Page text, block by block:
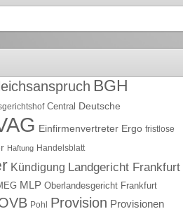
BGH
Central Deutsche
Einfirmenvertreter Ergo fristlose
Haftung Handelsblatt
Kündigung Landgericht Frankfurt
MLP Oberlandesgericht Frankfurt
Pohl Provision Provisionen